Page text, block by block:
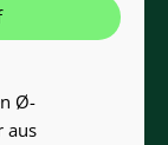
Ø-
aus